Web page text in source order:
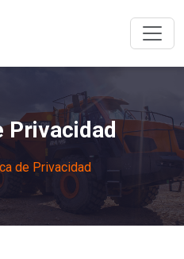
Privacidad
de Privacidad